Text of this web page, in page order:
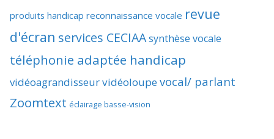
produits handicap reconnaissance vocale revue
d'écran services CECIAAsynthèse vocale
téléphonie adaptée handicap
vidéoagrandisseurvidéoloupevocal/ parlant
Zoomtext éclairage basse-vision